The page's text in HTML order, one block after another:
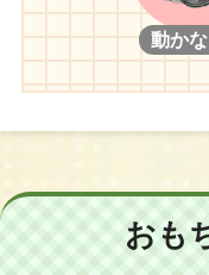
動か
おも